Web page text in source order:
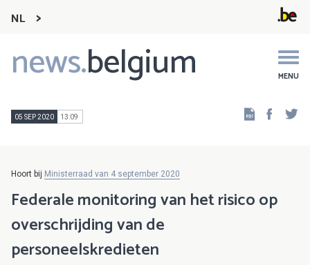
NL
news.belgium MENU
Main
navigation
05 SEP 2020 13:09
Hoort bij Ministerraad van 4 september 2020
Federale monitoring van het risico op
overschrijding van de
personeelskredieten